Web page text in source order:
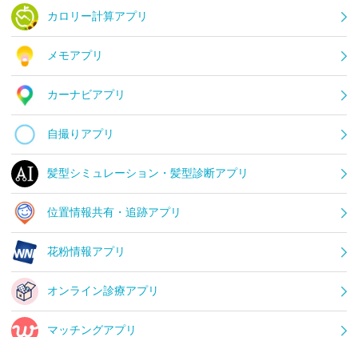
カロリー計算アプリ
メモアプリ
カーナビアプリ
自撮りアプリ
髪型シミュレーション・髪型診断アプリ
位置情報共有・追跡アプリ
花粉情報アプリ
オンライン診療アプリ
マッチングアプリ